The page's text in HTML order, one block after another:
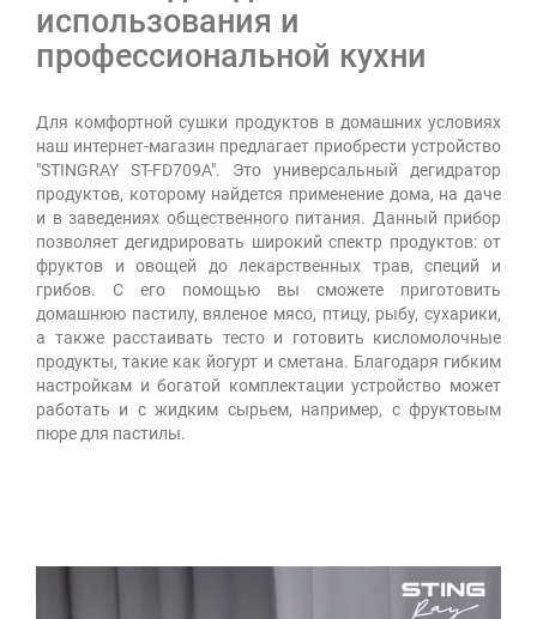
использования и
профессиональной кухни
Для комфортной сушки продуктов в домашних условиях
наш интернет-магазин предлагает приобрести устройство
"STINGRAY ST-FD709A". Это универсальный дегидратор
продуктов, которому найдется применение дома, на даче
и в заведениях общественного питания. Данный прибор
позволяет дегидрировать широкий спектр продуктов: от
фруктов и овощей до лекарственных трав, специй и
грибов. С его помощью вы сможете приготовить
домашнюю пастилу, вяленое мясо, птицу, рыбу, сухарики,
а также расстаивать тесто и готовить кисломолочные
продукты, такие как йогурт и сметана. Благодаря гибким
настройкам и богатой комплектации устройство может
работать и с жидким сырьем, например, с фруктовым
пюре для пастилы.